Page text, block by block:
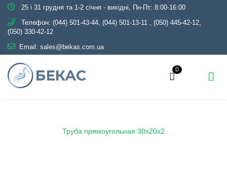
25 і 31 грудня та 1-2 січня - вихідні, Пн-Пт: 8:00-16:00
Телефон: (044) 501-43-44, (044) 501-13-11 , (050) 445-42-12,
(050) 330-42-12
Email: sales@bekas.com.ua
0
Труба прямоугольная 30х20х2